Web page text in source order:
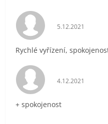
Hodnocení
5.12.2021
Rychlé vyřízení,
Hodnocení
4.12.2021
+ spokojenost